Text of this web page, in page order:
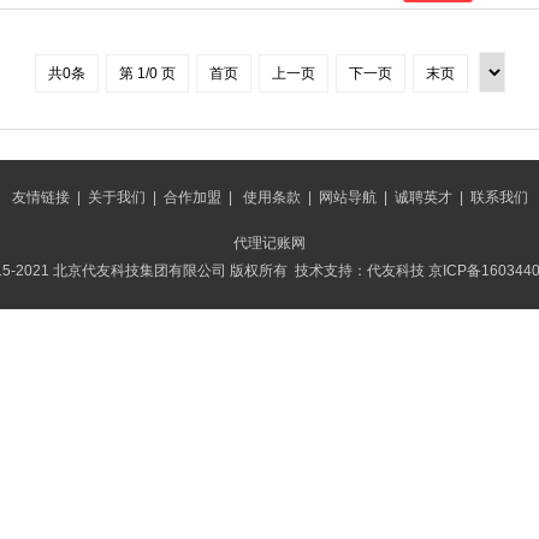
共0条 第 1/0 页 首页 上一页 下一页 末页
友情链接| 关于我们 合作加盟 使用条款 网站导航| 诚聘英才| 联系我们
代理记账网
2021 北京代友科技集团有限公司 版权所有 技术支持：代友科技 京ICP备